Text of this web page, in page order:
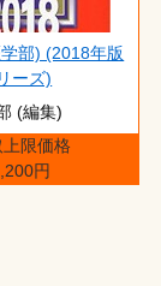
部) (2018年版
ーズ)
(編集)
上限価格
円